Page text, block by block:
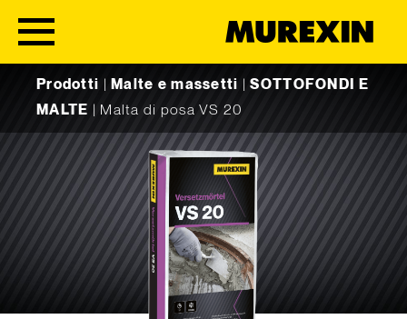
Prodotti
Malte e massetti |SOTTOFONDI E
MALTE
Malta di posa VS 20